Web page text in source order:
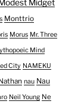
Midget
Monttrio
Morus Mr. Three
Mind
City NAMEKU
nau Nau
Neil Young Ne